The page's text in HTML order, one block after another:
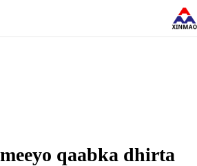
qaabka dhirta